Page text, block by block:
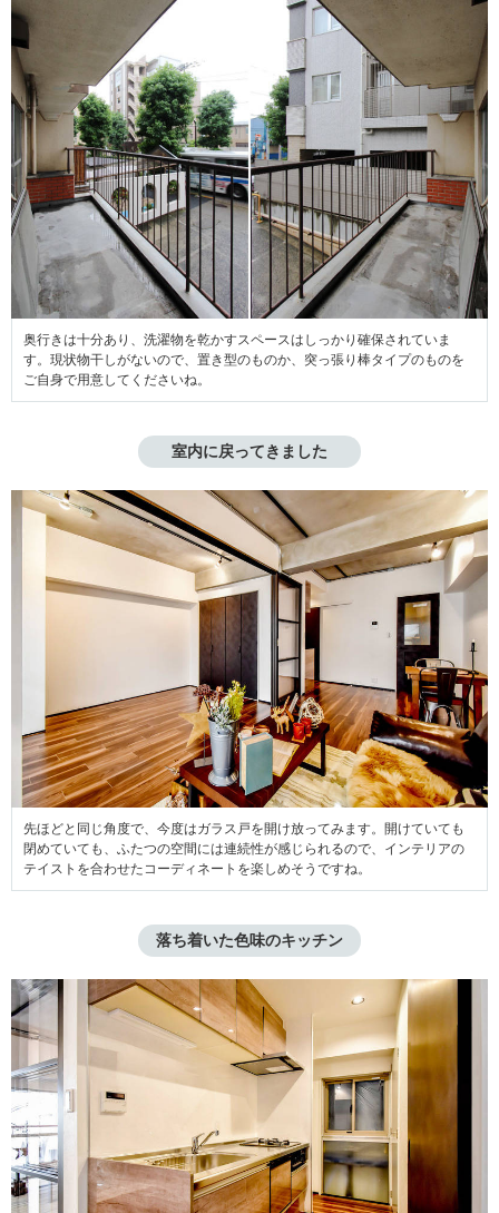
奥行きは十分あり、洗濯物を乾かすスペースはしっかり確保されていま
す。現状物干しがないので、置き型のものか、突っ張り棒タイプのものを
ご自身で用意してくださいね。
室内に戻ってきました
先ほどと同じ角度で、今度はガラス戸を開け放ってみます。開けていても
閉めていても、ふたつの空間には連続性が感じられるので、インテリアの
テイストを合わせたコーディネートを楽しめそうですね。
落ち着いた色味のキッチン